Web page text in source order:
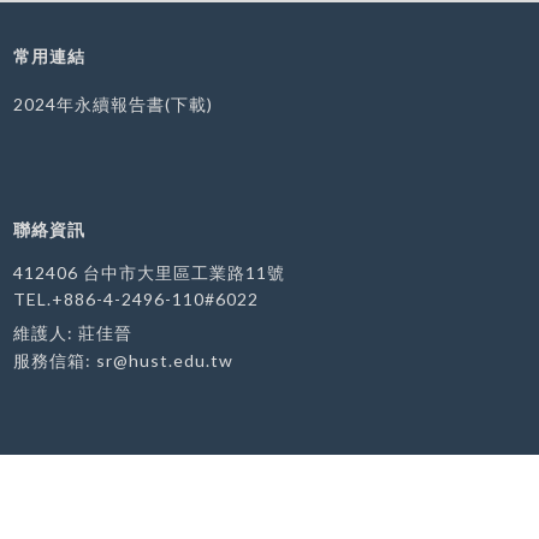
常用連結
2024年永續報告書(下載)
聯絡資訊
412406 台中市大里區工業路11號
TEL.+886-4-2496-110#6022
維護人: 莊佳晉
服務信箱: sr@hust.edu.tw